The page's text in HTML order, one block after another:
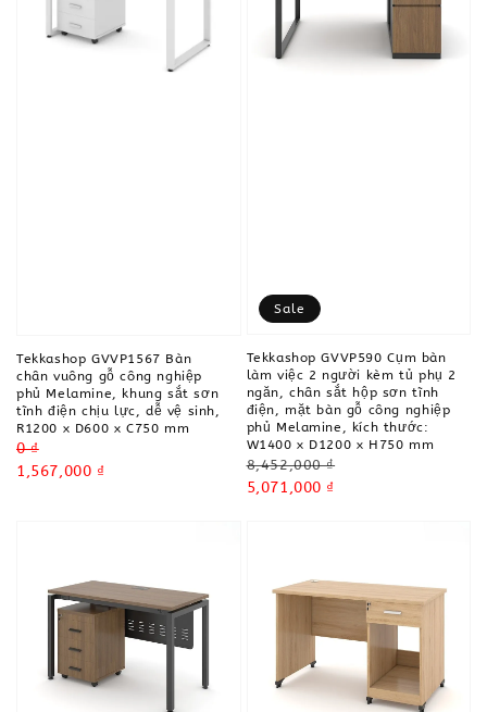
Tekkashop GVVP1567 Bàn
chân vuông gỗ công nghiệp
phủ Melamine, khung sắt sơn
tĩnh điện chịu lực, dễ vệ sinh,
R1200 x D600 x C750 mm
Regular
price
0 ₫
Sale
1,567,000 ₫
Sale
Tekkashop GVVP590 Cụm bàn
làm việc 2 người kèm tủ phụ 2
ngăn, chân sắt hộp sơn tĩnh
điện, mặt bàn gỗ công nghiệp
phủ Melamine, kích thước:
W1400 x D1200 x H750 mm
Regular
price
8,452,000 ₫
Sale
5,071,000 ₫